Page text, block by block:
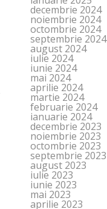
decembrie 2024
noiembrie 2024
octombrie 2024
septembrie 2024
august 2024
iulie 2024
iunie 2024
mai 2024
aprilie 2024
martie 2024
februarie 2024
ianuarie 2024
decembrie 2023
noiembrie 2023
octombrie 2023
septembrie 2023
august 2023
iulie 2023
iunie 2023
mai 2023
aprilie 2023